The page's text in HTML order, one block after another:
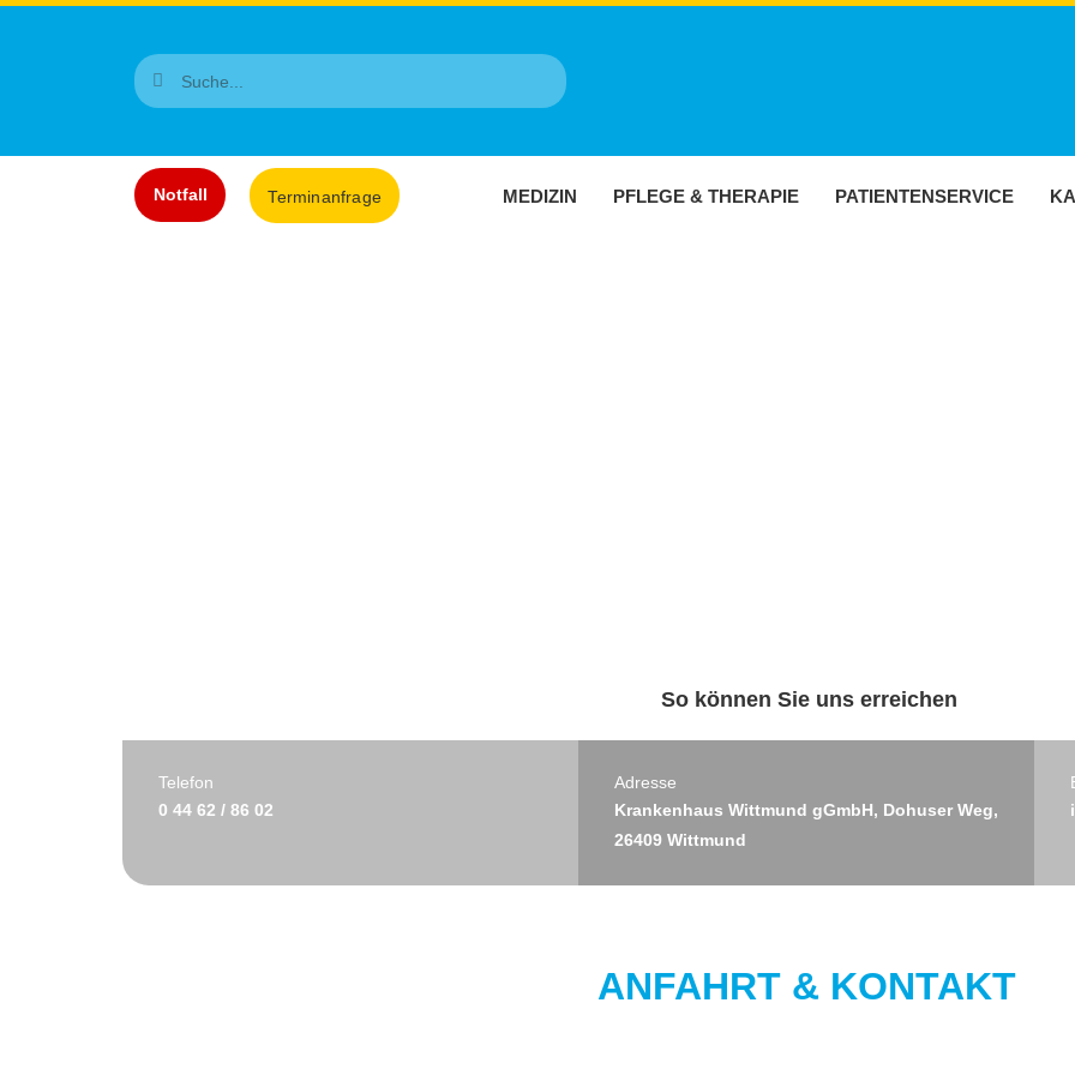
Notfall Terminanfrage MEDIZIN PFLEGE & THERAPIE PATIENTENSERVICE
So können Sie uns erreichen
Telefon
0 44 62 / 86 02
Adresse
Krankenhaus Wittmund gGmbH, Dohuser Weg,
26409 Wittmund
ANFAHRT & KONTAKT